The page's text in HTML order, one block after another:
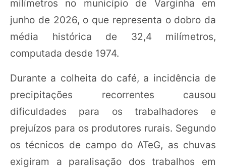
milímetros no município de Varginha em
junho de 2026, o que representa o dobro da
média histórica de 32,4 milímetros,
computada desde 1974.
Durante a colheita do café, a incidência de
precipitações recorrentes causou
dificuldades para os trabalhadores e
prejuízos para os produtores rurais. Segundo
os técnicos de campo do ATeG, as chuvas
exigiram a paralisação dos trabalhos em